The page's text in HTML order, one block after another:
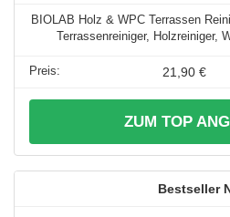
BIOLAB Holz & WPC Terrassen
Terrassenreiniger, Holzreiniger,
21,90 €
ZUM TOP